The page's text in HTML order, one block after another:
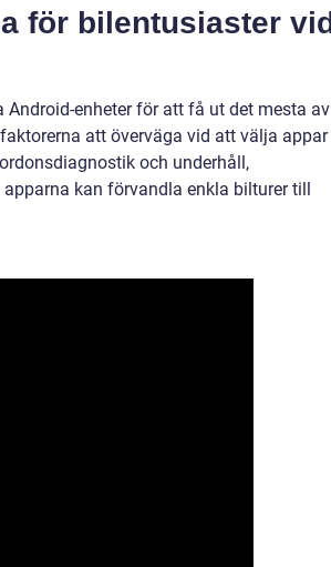
för bilentusiaster vid
enheter för att få ut det mesta av
att överväga vid att välja appar
och underhåll,
kan förvandla enkla bilturer till